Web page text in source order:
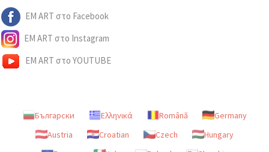
EM ART στο Facebook
EM ART στο Instagram
EM ART στο YOUTUBE
Български Ελληνικά Română
Germany
Austria
Croatian Czech
Hungary